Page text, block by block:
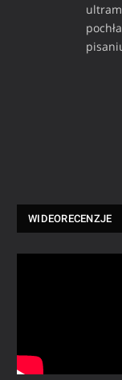
WIDEORECENZJE